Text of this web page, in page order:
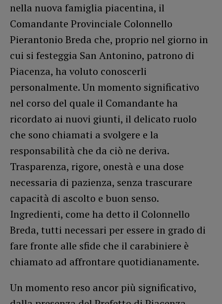
nella nuova famiglia piacentina, il
Comandante Provinciale Colonnello
Pierantonio Breda che, proprio nel giorno in
cui si festeggia San Antonino, patrono di
Piacenza, ha voluto conoscerli
personalmente. Un momento significativo
nel corso del quale il Comandante ha
ricordato ai nuovi giunti, il delicato ruolo
che sono chiamati a svolgere e la
responsabilità che da ciò ne deriva.
Trasparenza, rigore, onestà e una dose
necessaria di pazienza, senza trascurare
capacità di ascolto e buon senso.
Ingredienti, come ha detto il Colonnello
Breda, tutti necessari per essere in grado di
fare fronte alle sfide che il carabiniere è
chiamato ad affrontare quotidianamente.
Un momento reso ancor più significativo,